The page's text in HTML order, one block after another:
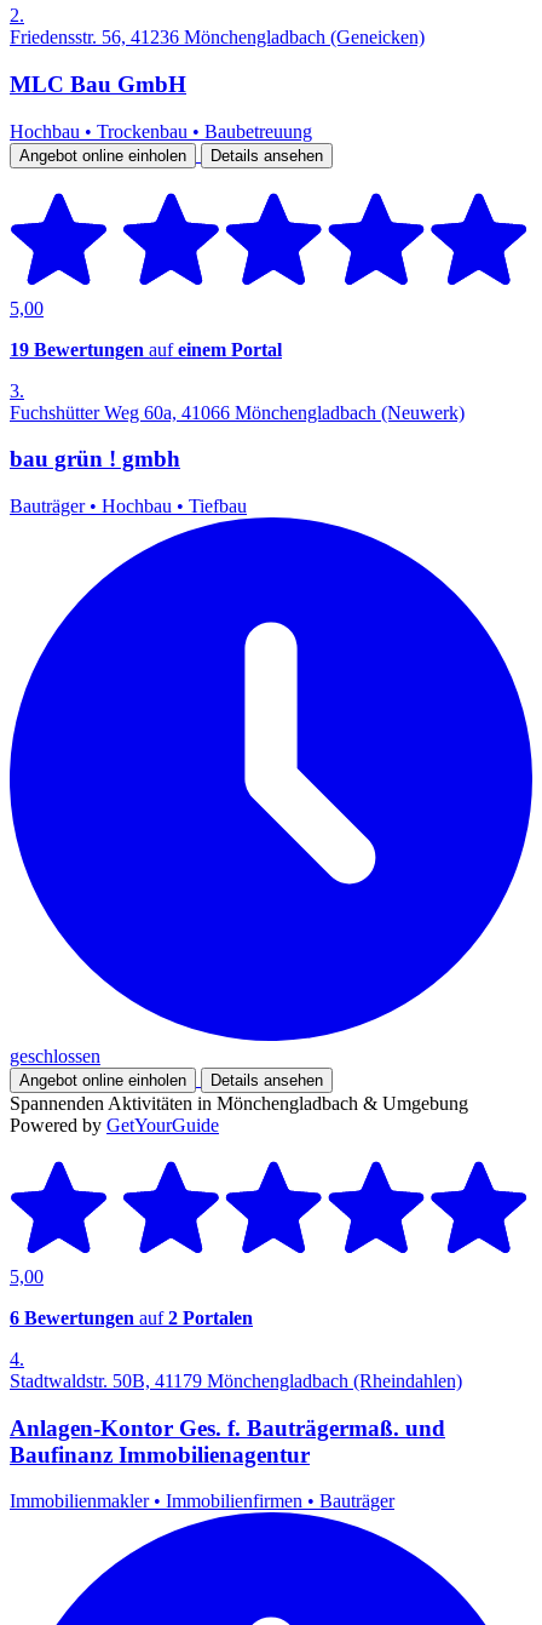
2.
Friedensstr. 56, 41236 Mönchengladbach (Geneicken)
MLC Bau GmbH
Hochbau • Trockenbau • Baubetreuung
Angebot online einholen Details ansehen
5,00
19 Bewertungen aufeinem Portal
3.
Fuchshütter Weg 60a, 41066 Mönchengladbach (Neuwerk)
bau grün ! gmbh
Bauträger • Hochbau • Tiefbau
geschlossen
Angebot online einholen Details ansehen
Spannenden Aktivitäten in Mönchengladbach & Umgebung
Powered by GetYourGuide
5,00
6 Bewertungen auf2 Portalen
4.
Stadtwaldstr. 50B, 41179 Mönchengladbach (Rheindahlen)
Anlagen-Kontor Ges. f. Bauträgermaß. und
Baufinanz Immobilienagentur
Immobilienmakler • Immobilienfirmen • Bauträger